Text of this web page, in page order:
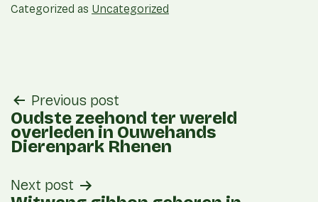
Categorized as Uncategorized
post
navigation
Previous post
Oudste zeehond ter wereld
overleden in Ouwehands
Dierenpark Rhenen
Next post